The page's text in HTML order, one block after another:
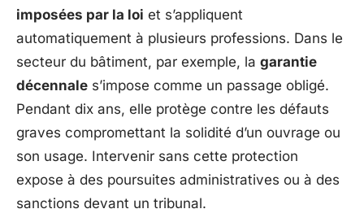
imposées par la loi et s’appliquent
automatiquement à plusieurs professions. Dans le
secteur du bâtiment, par exemple, la garantie
décennale s’impose comme un passage obligé.
Pendant dix ans, elle protège contre les défauts
graves compromettant la solidité d’un ouvrage ou
son usage. Intervenir sans cette protection
expose à des poursuites administratives ou à des
sanctions devant un tribunal.